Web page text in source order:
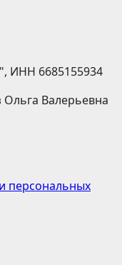
ИНН 6685155934
Валерьевна
персональных